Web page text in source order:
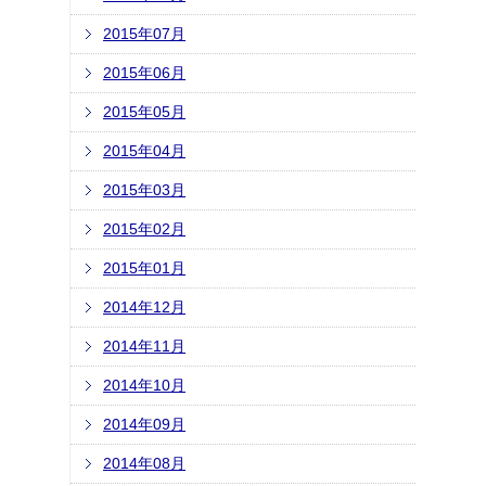
2015年07月
2015年06月
2015年05月
2015年04月
2015年03月
2015年02月
2015年01月
2014年12月
2014年11月
2014年10月
2014年09月
2014年08月